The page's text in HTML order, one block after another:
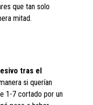
que tan solo
mitad.
tras el
si querían
1-7 cortado por un